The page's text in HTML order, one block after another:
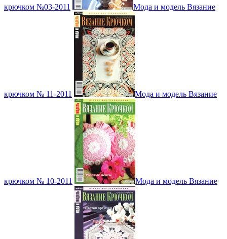
крючком №03-2011 Мода и модель Вязание
крючком № 11-2011 Мода и модель Вязание
крючком № 10-2011 Мода и модель Вязание